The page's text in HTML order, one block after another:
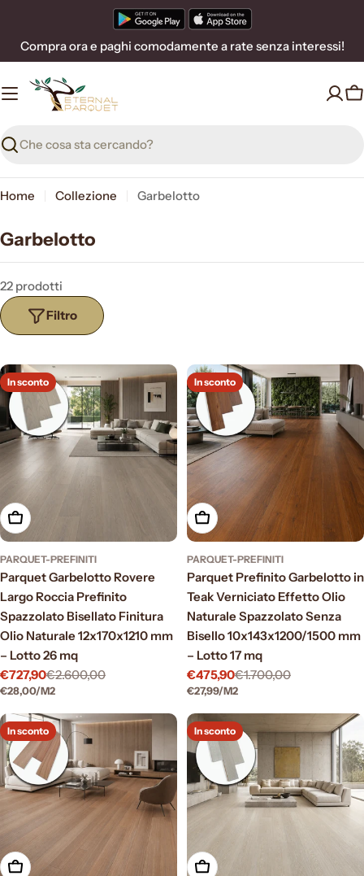
contenuto
Compra ora e paghi comodamente a rate senza interessi!
Ricerca
Home Collezione Garbelotto
Garbelotto
22 prodotti
Filtro
In sconto
Aggiungi al carrello
PARQUET-PREFINITI
Parquet Garbelotto Rovere
Largo Roccia Prefinito
Spazzolato Bisellato Finitura
Olio Naturale 12x170x1210 mm
– Lotto 26 mq
Prezzo
di
vendita
€727,90
Prezzo
normale
€2.600,00
PREZZO
€28,00/PER
M2
In sconto
Aggiungi al carrello
PARQUET-PREFINITI
Parquet Prefinito Garbelotto in
Teak Verniciato Effetto Olio
Naturale Spazzolato Senza
Bisello 10x143x1200/1500 mm
– Lotto 17 mq
Prezzo
di
vendita
€475,90
Prezzo
normale
€1.700,00
PREZZO
€27,99/PER
M2
In sconto
Aggiungi al carrello
In sconto
Aggiungi al carrello